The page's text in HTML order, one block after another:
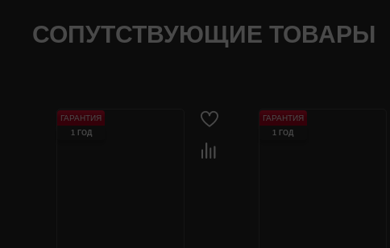
СОПУТСТВУЮЩИЕ ТОВАРЫ
ГАРАНТИЯ
1 ГОД
ГАРАНТИЯ
1 ГОД